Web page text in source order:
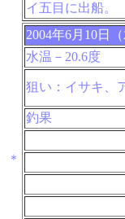
イ五目に出船。
＊
2004年6月10日
水温－20.6度
狙い：イサキ、
釣果